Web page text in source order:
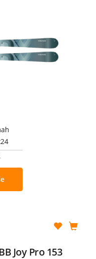
Joy Pro 153